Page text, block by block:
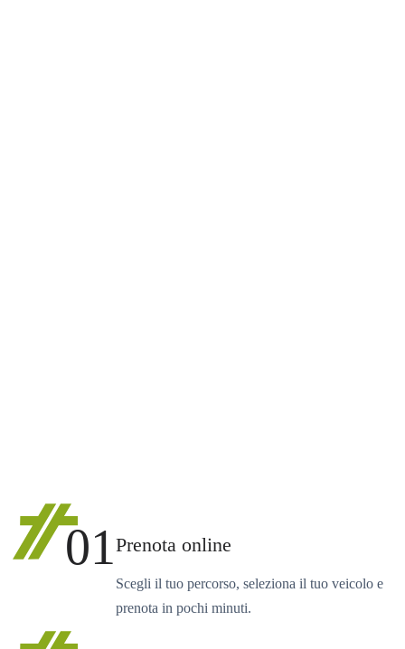
01Prenota online
Scegli il tuo percorso, seleziona il tuo veicolo e
prenota in pochi minuti.